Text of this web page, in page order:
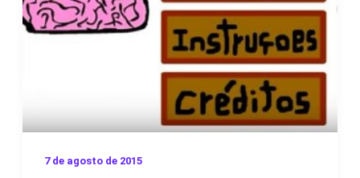
7 de agosto de 2015